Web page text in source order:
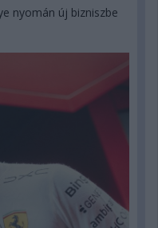
nyomán új bizniszbe